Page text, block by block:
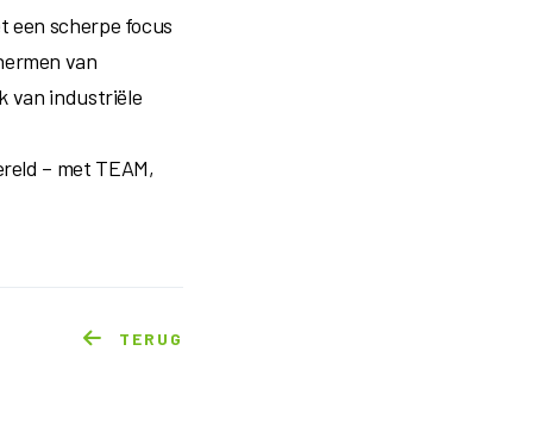
een scherpe focus
van
van industriële
– met TEAM,
TERUG